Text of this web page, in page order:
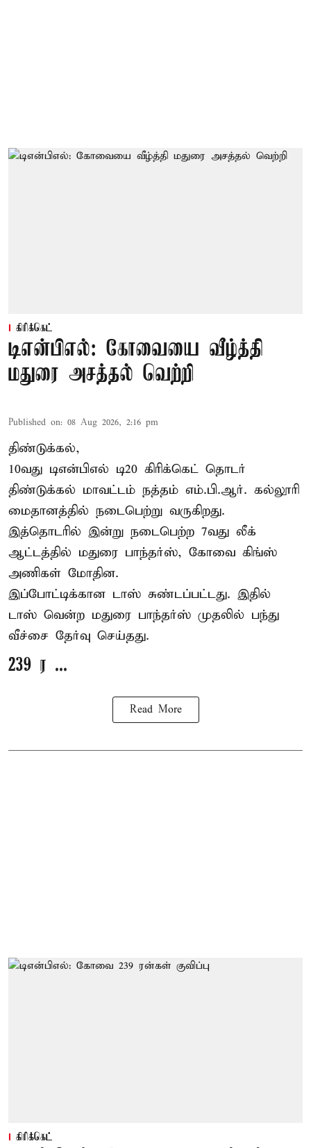
கிரிக்கெட்
டிஎன்பிஎல்: கோவையை வீழ்த்தி
மதுரை அசத்தல் வெற்றி
Published on: 08 Aug 2026, 2:16 pm
திண்டுக்கல்,
10வது டிஎன்பிஎல் டி20 கிரிக்கெட் தொடர்
திண்டுக்கல் மாவட்டம் நத்தம் எம்.பி.ஆர். கல்லூரி
மைதானத்தில் நடைபெற்று வருகிறது.
இத்தொடரில் இன்று நடைபெற்ற 7வது லீக்
ஆட்டத்தில் மதுரை பாந்தர்ஸ், கோவை கிங்ஸ்
அணிகள் மோதின.
இப்போட்டிக்கான டாஸ் சுண்டப்பட்டது. இதில்
டாஸ் வென்ற மதுரை பாந்தர்ஸ் முதலில் பந்து
வீச்சை தேர்வு செய்தது.
239 ர ...
Read More
கிரிக்கெட்